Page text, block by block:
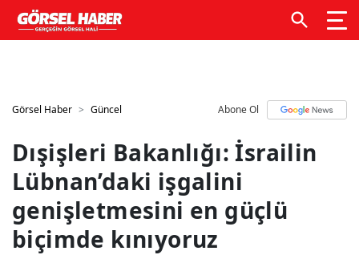
GTM kodunuzu buraya ekleyin
GTM kodunuzu buraya
ekleyin
Görsel Haber Güncel Abone Ol
Dışişleri Bakanlığı: İsrailin
Lübnan’daki işgalini
genişletmesini en güçlü
biçimde kınıyoruz